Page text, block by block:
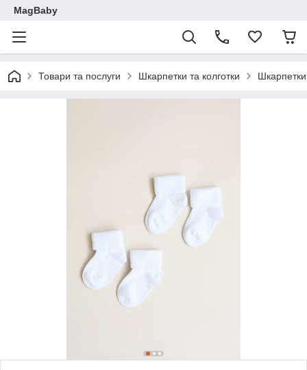
MagBaby
Товари та послуги Шкарпетки та колготки Шкарпетки